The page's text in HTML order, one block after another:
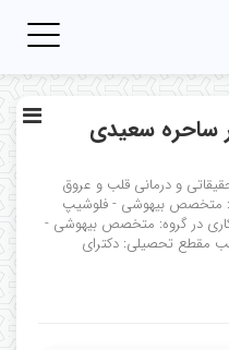
ساحره سعیدی
و درمانی قلب و عروق
متخصص بیهوشی - فلوشیپ
در گروه: متخصص بیهوشی -
مقطع تحصیلی: دکترای